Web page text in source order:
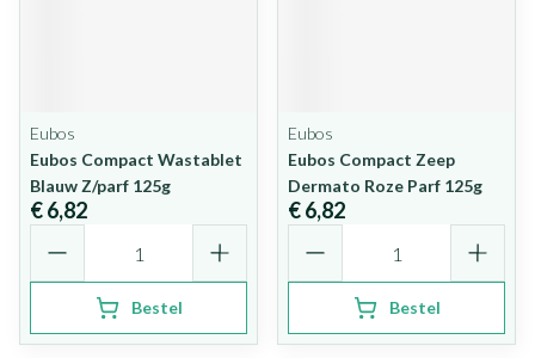
Eubos
Eubos Compact Wastablet
Blauw Z/parf 125g
€ 6,82
Bestel
Eubos
Eubos Compact Zeep
Dermato Roze Parf 125g
€ 6,82
Bestel